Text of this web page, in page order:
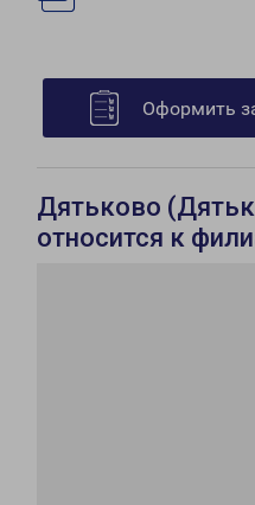
Оформить
Дятьково
относится к